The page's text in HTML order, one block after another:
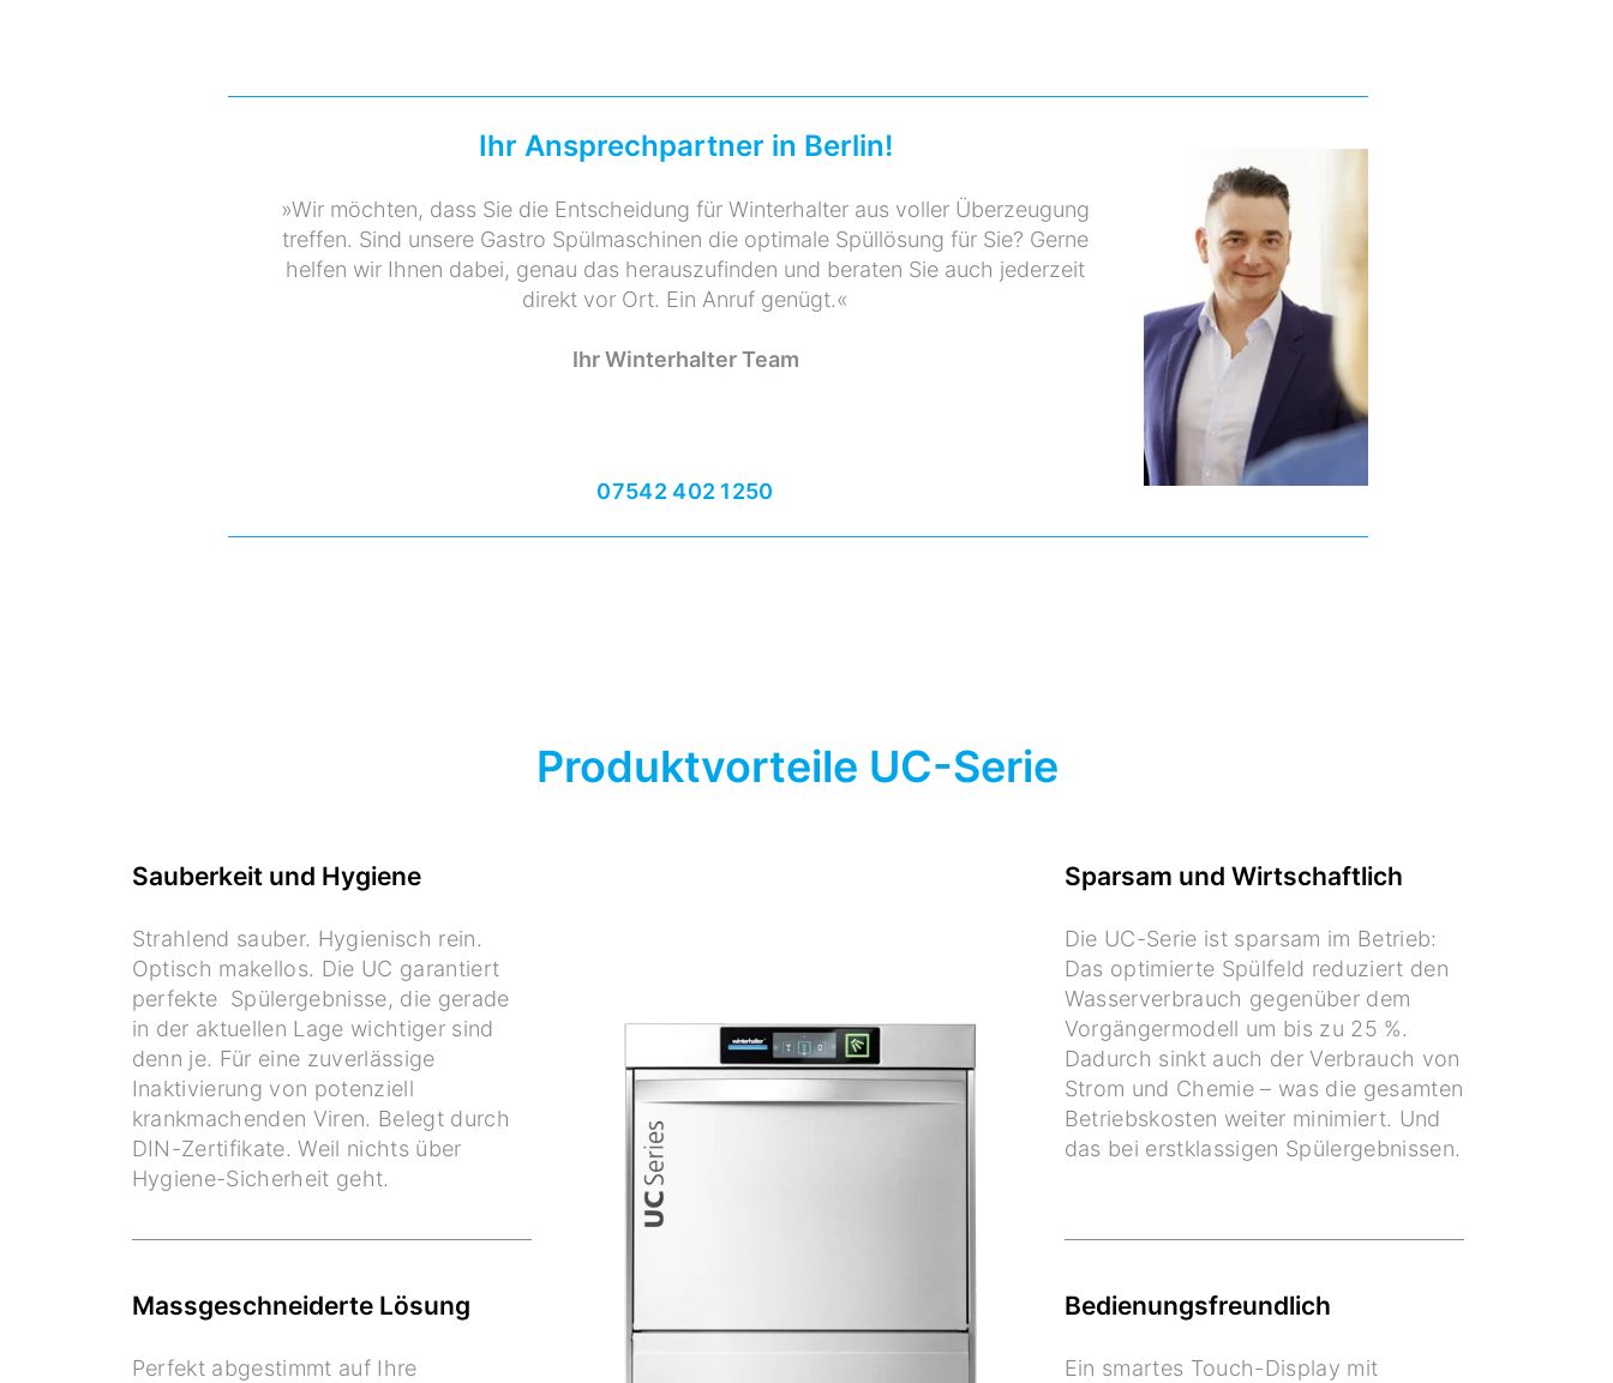
Ihr Ansprechpartner in Berlin!
»Wir möchten, dass Sie die Entscheidung für Winterhalter aus voller Überzeugung
treffen. Sind unsere Gastro Spülmaschinen die optimale Spüllösung für Sie? Gerne
helfen wir Ihnen dabei, genau das herauszufinden und beraten Sie auch jederzeit
direkt vor Ort. Ein Anruf genügt.«
Ihr Winterhalter Team
07542 402 1250
Produktvorteile UC-Serie
Sauberkeit und Hygiene
Strahlend sauber. Hygienisch rein.
Optisch makellos. Die UC garantiert
perfekte Spülergebnisse, die gerade
in der aktuellen Lage wichtiger sind
denn je. Für eine zuverlässige
Inaktivierung von potenziell
krankmachenden Viren. Belegt durch
DIN-Zertifikate. Weil nichts über
Hygiene-Sicherheit geht.
Sparsam und Wirtschaftlich
Die UC-Serie ist sparsam im Betrieb:
Das optimierte Spülfeld reduziert den
Wasserverbrauch gegenüber dem
Vorgängermodell um bis zu 25 %.
Dadurch sinkt auch der Verbrauch von
Strom und Chemie – was die gesamten
Betriebskosten weiter minimiert. Und
das bei erstklassigen Spülergebnissen.
Massgeschneiderte Lösung
Perfekt abgestimmt auf Ihre
Bedienungsfreundlich
Ein smartes Touch-Display mit